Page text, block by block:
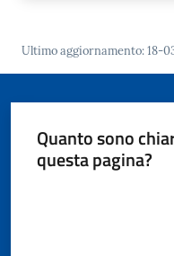
Ultimo aggiornamento:18-
Quanto sono
questa pagina?